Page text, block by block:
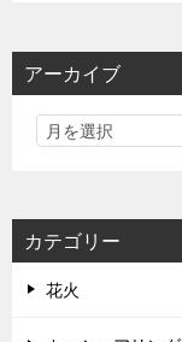
アーカイブ
カテゴリー
花火